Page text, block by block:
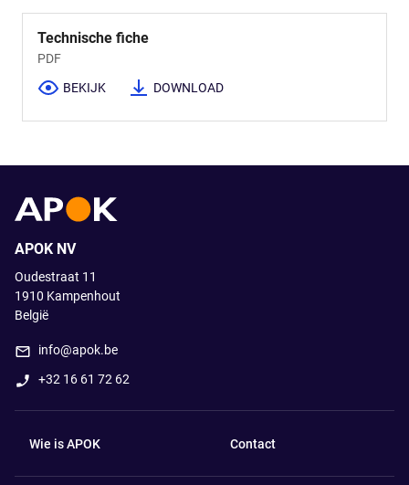
Technische fiche
PDF
BEKIJK DOWNLOAD
APOK NV
Oudestraat 11
1910 Kampenhout
België
info@apok.be
+32 16 61 72 62
Wie is APOK Contact